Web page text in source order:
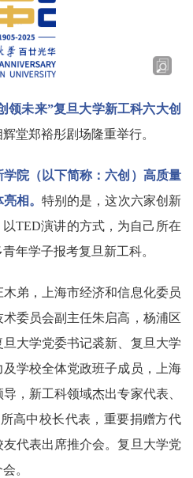
领未来”复旦大学新工科六大创
堂郑裕彤剧场隆重举行。
院（以下简称：六创）高质量
亮相。特别的是，这次六家创新
TED演讲的方式，为自己所在
年学子报考复旦新工科。
木弟，上海市经济和信息化委员
委员会副主任朱启高，杨浦区
大学党委书记裘新、复旦大学
学校全体党政班子成员，上海
，新工科领域杰出专家代表、
高中校长代表，重要捐赠方代
代表出席推介会。复旦大学党
。